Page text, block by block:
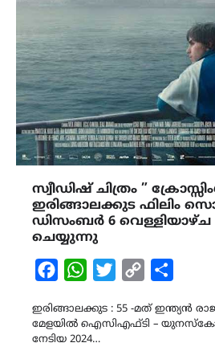
സ്വീഡിഷ് ചിത്രം ”
ഇരിങ്ങാലക്കുട ഫിലിം
ഡിസംബർ 6
ചെയ്യുന്നു
FacebookWhatsAppTwitterCopy
ഇരിങ്ങാലക്കുട : 55 -മത് ഇന്ത്യൻ
മേളയിൽ ഐസിഎഫ്ടി –
നേടിയ 2024…